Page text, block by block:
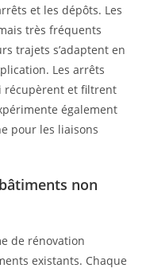
et les dépôts. Les
très fréquents
trajets s’adaptent en
Les arrêts
récupèrent et filtrent
également
pour les liaisons
non
de rénovation
existants. Chaque